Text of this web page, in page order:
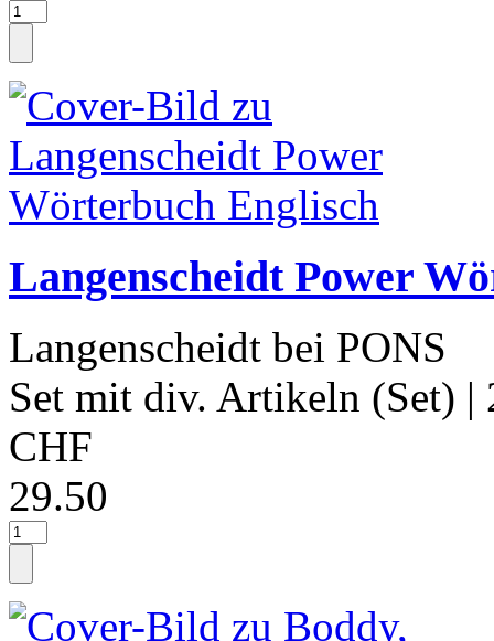
Langenscheidt Power
Langenscheidt bei PONS
Set mit div. Artikeln (Set) |
CHF
29.50